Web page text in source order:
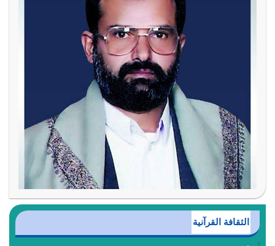
الثقافة القرآنية